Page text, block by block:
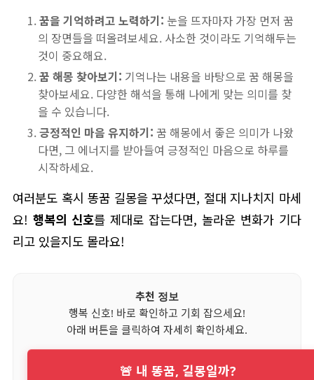
꿈을 기억하려고 노력하기: 눈을 뜨자마자 가장 먼저 꿈
의 장면들을 떠올려보세요. 사소한 것이라도 기억해두는
것이 중요해요.
꿈 해몽 찾아보기: 기억나는 내용을 바탕으로 꿈 해몽을
찾아보세요. 다양한 해석을 통해 나에게 맞는 의미를 찾
을 수 있습니다.
긍정적인 마음 유지하기: 꿈 해몽에서 좋은 의미가 나왔
다면, 그 에너지를 받아들여 긍정적인 마음으로 하루를
시작하세요.
여러분도 혹시 똥꿈 길몽을 꾸셨다면, 절대 지나치지 마세
요! 행복의 신호를 제대로 잡는다면, 놀라운 변화가 기다
리고 있을지도 몰라요!
추천 정보
행복 신호! 바로 확인하고 기회 잡으세요!
아래 버튼을 클릭하여 자세히 확인하세요.
🚨 내 똥꿈, 길몽일까?